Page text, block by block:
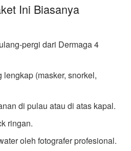
Ini Biasanya
pergi dari Dermaga 4
(masker, snorkel,
di pulau atau di atas kapal.
ringan.
oleh fotografer profesional.